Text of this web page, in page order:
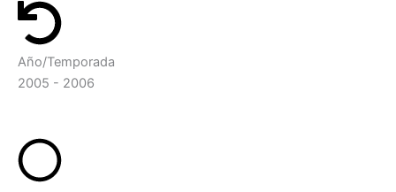
Año/Temporada
2005 - 2006